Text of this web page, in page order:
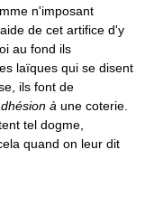
n'imposant
de cet artifice d'y
au fond ils
laïques qui se disent
ils font de
à une coterie.
tel dogme,
quand on leur dit